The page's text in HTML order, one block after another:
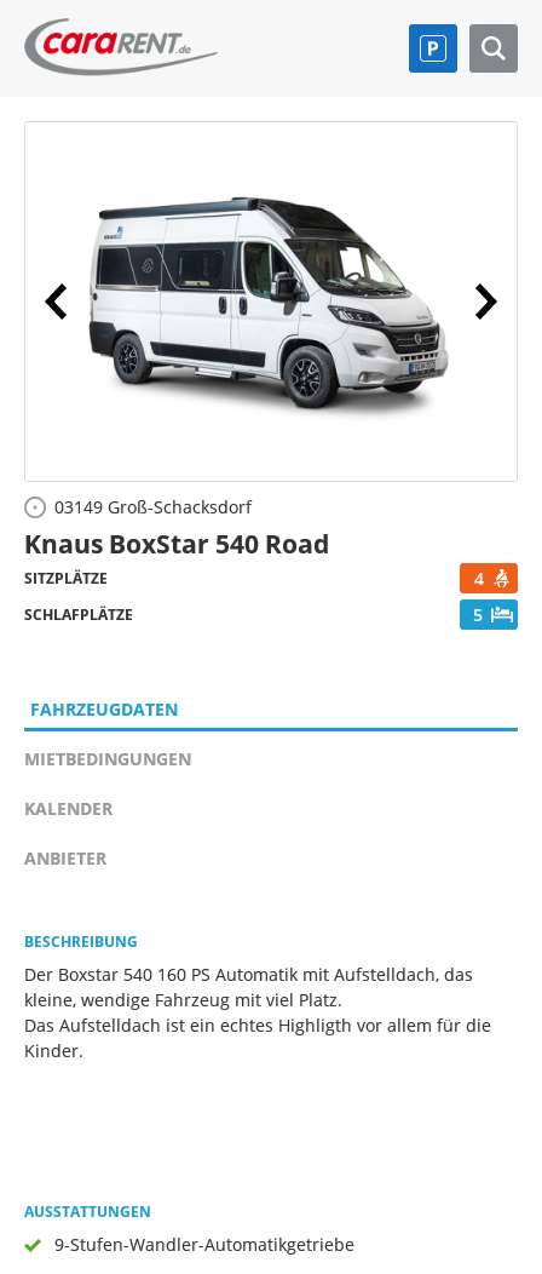
03149 Groß-Schacksdorf
Knaus BoxStar 540 Road
SITZPLÄTZE 4
SCHLAFPLÄTZE 5
FAHRZEUGDATEN
MIETBEDINGUNGEN
KALENDER
ANBIETER
BESCHREIBUNG
Der Boxstar 540 160 PS Automatik mit Aufstelldach, das
kleine, wendige Fahrzeug mit viel Platz.
Das Aufstelldach ist ein echtes Highligth vor allem für die
Kinder.
AUSSTATTUNGEN
9-Stufen-Wandler-Automatikgetriebe